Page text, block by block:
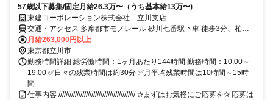
57歳以下募集/固定月給26.3万〜（うち基本給13万〜)
東建コーポレーション株式会社 立川支店
交通・アクセス 多摩都市モノレール 砂川七番駅下車 徒歩3分、柏町
四丁目下車 徒歩1分
月給263,000円以上
東京都立川市
勤務時間詳細 総労働時間：1ヶ月あたり144時間 勤務時間：10:00～
19:00 ✅日々の残業時間は約30分 ✅月平均残業時間は10時間～15時
間
仕事内容 ////////////////////////////////////////// ✰まずはお気軽にご応募を✰ 応募は